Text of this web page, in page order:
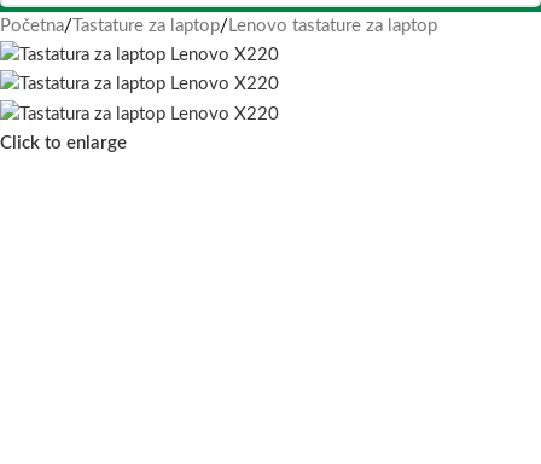
Početna/ Tastature za laptop/ Lenovo tastature za laptop
Click to enlarge